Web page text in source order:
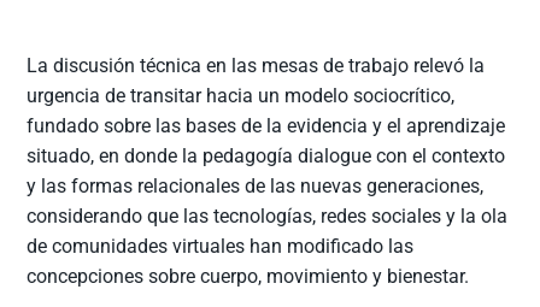
La discusión técnica en las mesas de trabajo relevó la
urgencia de transitar hacia un modelo sociocrítico,
fundado sobre las bases de la evidencia y el aprendizaje
situado, en donde la pedagogía dialogue con el contexto
y las formas relacionales de las nuevas generaciones,
considerando que las tecnologías, redes sociales y la ola
de comunidades virtuales han modificado las
concepciones sobre cuerpo, movimiento y bienestar.